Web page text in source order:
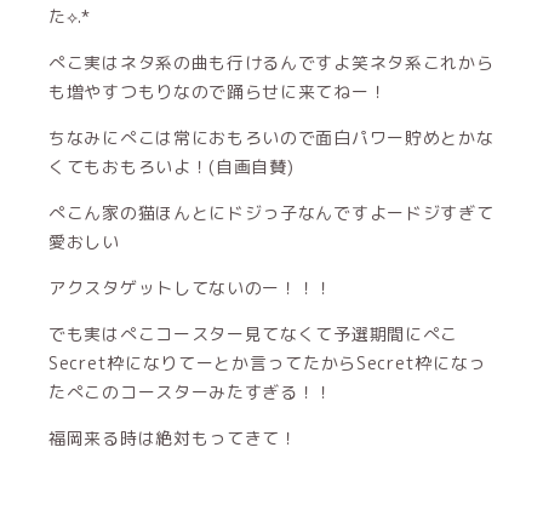
た⟡.*
ぺこ実はネタ系の曲も行けるんですよ笑ネタ系これから
も増やすつもりなので踊らせに来てねー！
ちなみにぺこは常におもろいので面白パワー貯めとかな
くてもおもろいよ！(自画自賛)
ぺこん家の猫ほんとにドジっ子なんですよードジすぎて
愛おしい
アクスタゲットしてないのー！！！
でも実はぺこコースター見てなくて予選期間にぺこ
Secret枠になりてーとか言ってたからSecret枠になっ
たぺこのコースターみたすぎる！！
福岡来る時は絶対もってきて！